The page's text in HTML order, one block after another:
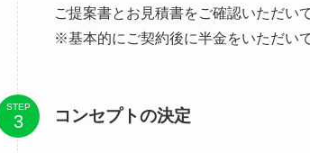
ご提案書とお見積書をご確認いただい
※基本的にご契約後に半金をいただい
STEP コンセプトの決定